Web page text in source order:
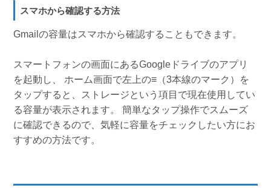
スマホから確認する方法
Gmailの容量はスマホから確認することもできます。
スマートフォンの画面にあるGoogleドライブのアプリ
を起動し、 ホーム画面で左上の≡（3本線のマーク）を
タップすると、ストレージという項目で現在使用してい
る容量が表示されます。 簡単なタップ操作でスムーズ
に確認できるので、気軽に容量をチェックしたい方にお
すすめの方法です。